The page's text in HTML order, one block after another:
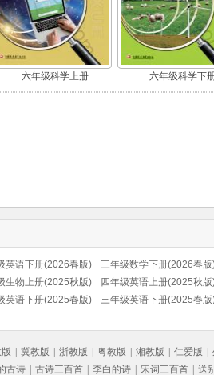
六年级科学上册 六年级科学下
英语下册(2026春版) 三年级数学下册(2026春版
生物上册(2025秋版) 四年级英语上册(2025秋版
英语下册(2025春版) 三年级英语下册(2025春版
冀教版 浙教版 粤教版 湘教版 仁爱版
古诗 古诗三百首 李白的诗 宋词三百首 送